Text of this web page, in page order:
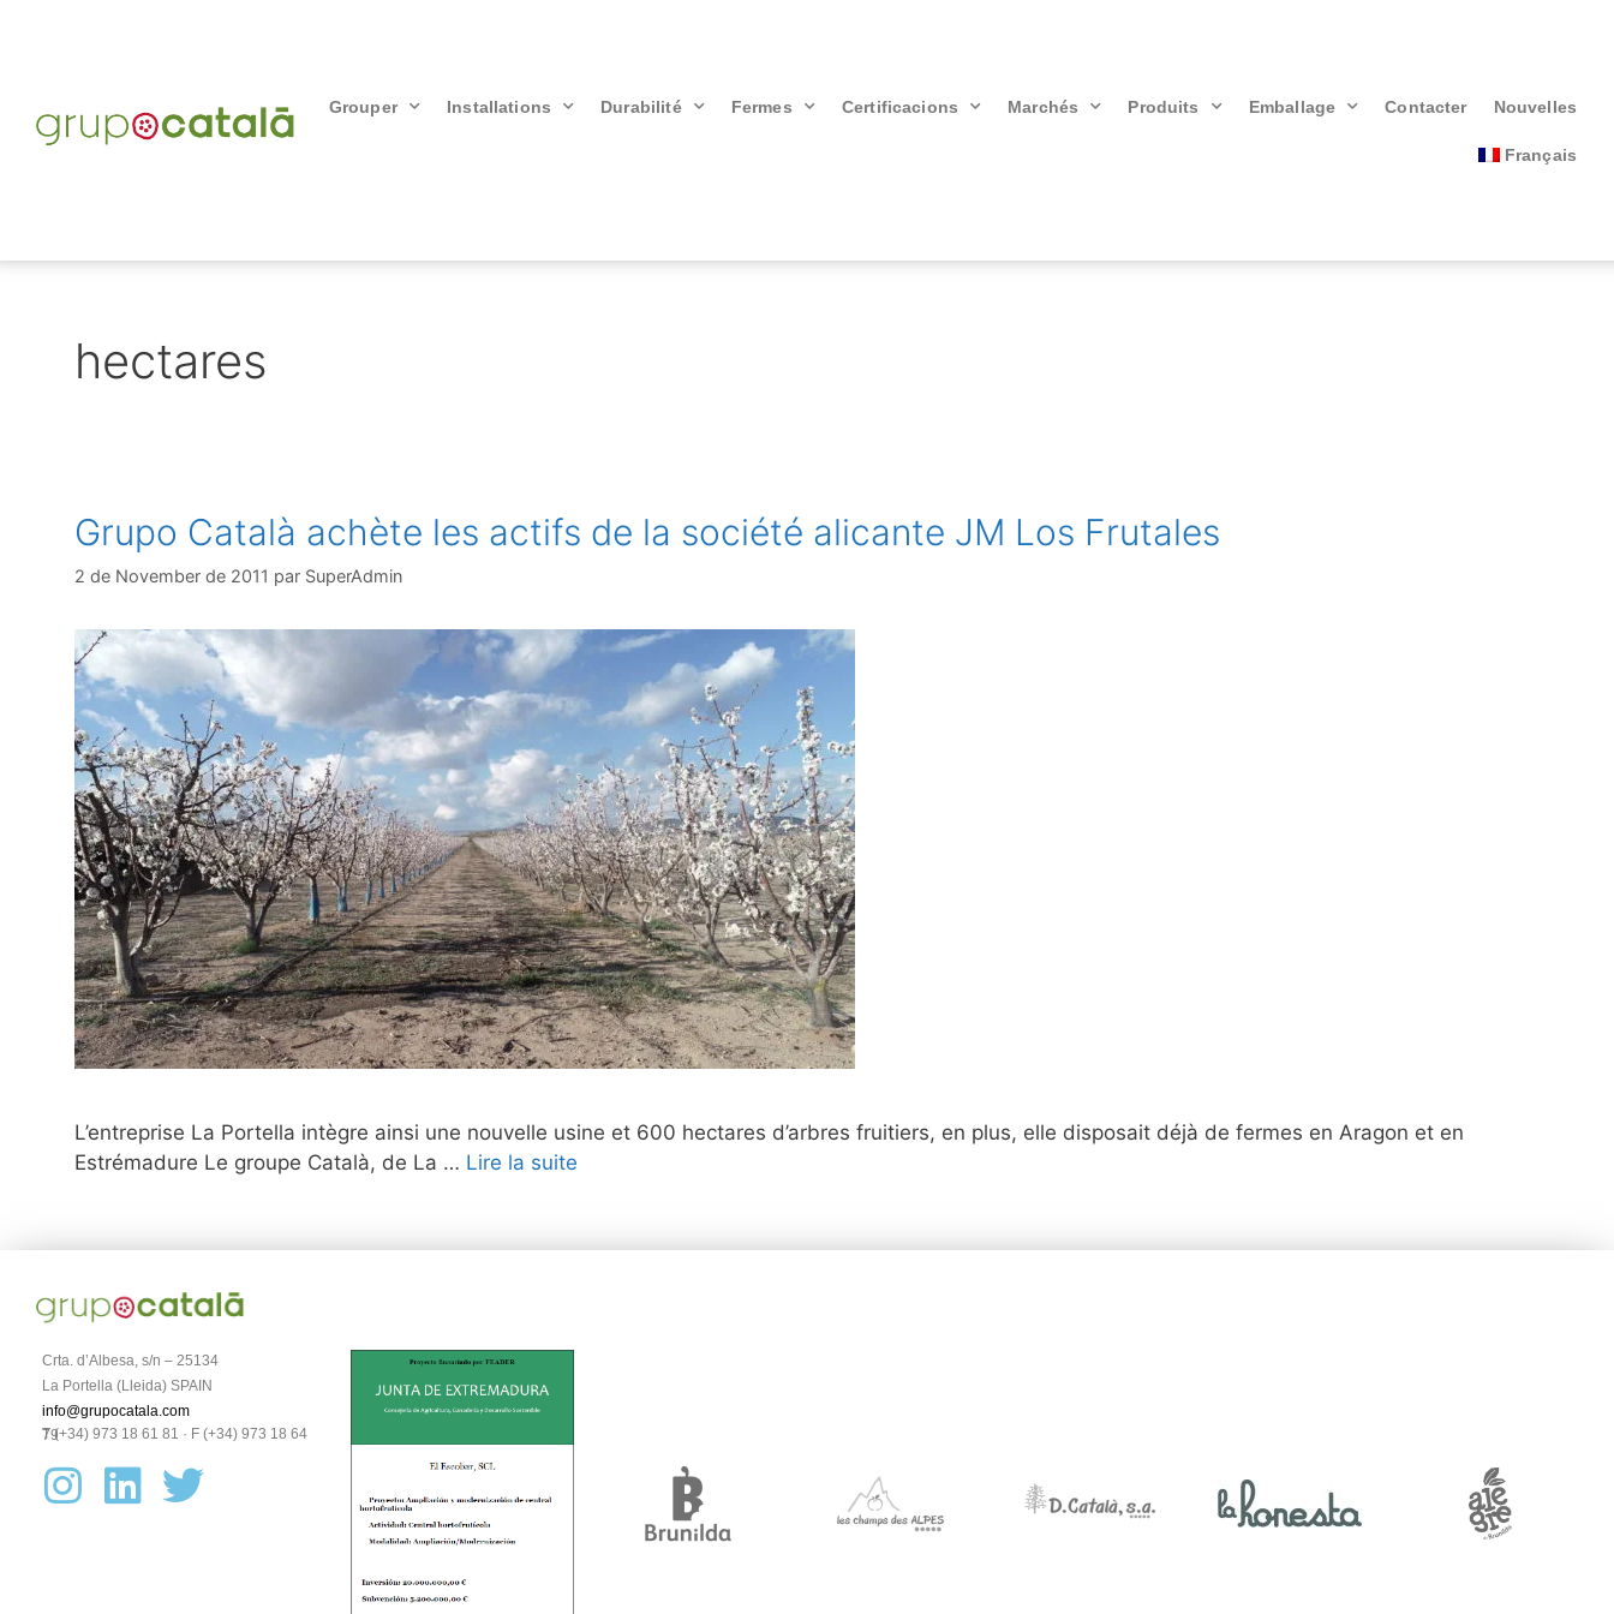
Grouper Installations Durabilité Fermes Certificacions Marchés Produits Emballage Contacter Nouvelles
Français
hectares
Grupo Català achète les actifs de la société alicante JM Los Frutales
2 de November de 2011 par SuperAdmin
L’entreprise La Portella intègre ainsi une nouvelle usine et 600 hectares d’arbres fruitiers, en plus, elle disposait déjà de fermes en Aragon et en
Estrémadure Le groupe Català, de La … Lire la suite
Crta. d’Albesa, s/n – 25134
La Portella (Lleida) SPAIN
info@grupocatala.com
T (+34) 973 18 61 81 · F (+34) 973 18 64 79